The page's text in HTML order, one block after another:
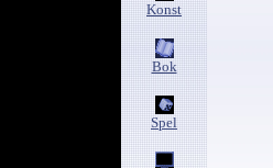
Konst
Bok
Spel